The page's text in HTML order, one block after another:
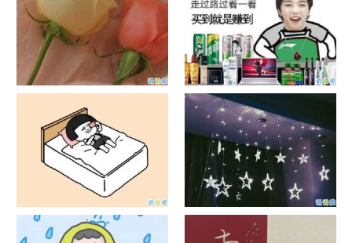
官宣恋爱的说说配图 官宣句子
抖音摆地摊文案 摆地摊的搞笑
说说带图片
谐音梗土味情话大全带图片 油
腻搞笑的土味情话
很酷的霸气句子带图片 最新霸
气说说高冷范